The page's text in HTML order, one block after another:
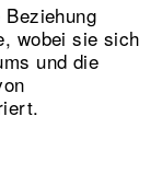
wobei sie sich
und die